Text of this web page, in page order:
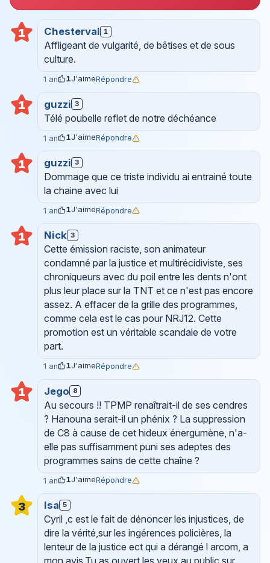
1 Chesterval 1
Affligeant de vulgarité, de bêtises et de sous
culture.
1 an 1J'aimeRépondre
1 guzzi 3
Télé poubelle reflet de notre déchéance
1 an 1J'aimeRépondre
1 guzzi 3
Dommage que ce triste individu ai entrainé toute
la chaine avec lui
1 an 1J'aimeRépondre
1 Nick 3
Cette émission raciste, son animateur
condamné par la justice et multirécidiviste, ses
chroniqueurs avec du poil entre les dents n'ont
plus leur place sur la TNT et ce n'est pas encore
assez. A effacer de la grille des programmes,
comme cela est le cas pour NRJ12. Cette
promotion est un véritable scandale de votre
part.
1 an 1J'aimeRépondre
1 Jego 8
Au secours !! TPMP renaîtrait-il de ses cendres
? Hanouna serait-il un phénix ? La suppression
de C8 à cause de cet hideux énergumène, n'a-
elle pas suffisamment puni ses adeptes des
programmes sains de cette chaîne ?
1 an 1J'aimeRépondre
3 Isa 5
Cyril ,c est le fait de dénoncer les injustices, de
dire la vérité,sur les ingérences policières, la
lenteur de la justice ect qui a dérangé l arcom, a
mon avis.Tu as ouvert les yeux au public sur